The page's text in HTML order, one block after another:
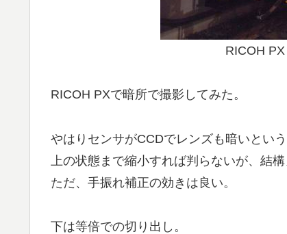
RICOH
RICOH PXで暗所で撮影してみた。
やはりセンサがCCDでレンズも暗いとい
上の状態まで縮小すれば判らないが、結
ただ、手振れ補正の効きは良い。
下は等倍での切り出し。